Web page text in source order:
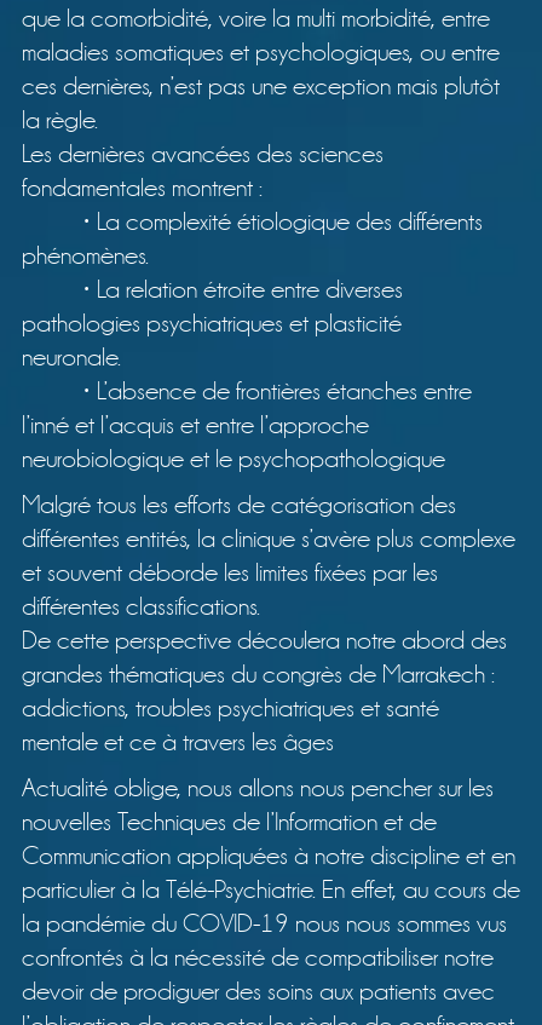
que la comorbidité, voire la multi morbidité, entre
maladies somatiques et psychologiques, ou entre
ces dernières, n’est pas une exception mais plutôt
la règle.
Les dernières avancées des sciences
fondamentales montrent :
• La complexité étiologique des différents
phénomènes.
• La relation étroite entre diverses
pathologies psychiatriques et plasticité
neuronale.
• L’absence de frontières étanches entre
l’inné et l’acquis et entre l’approche
neurobiologique et le psychopathologique
Malgré tous les efforts de catégorisation des
différentes entités, la clinique s’avère plus complexe
et souvent déborde les limites fixées par les
différentes classifications.
De cette perspective découlera notre abord des
grandes thématiques du congrès de Marrakech :
addictions, troubles psychiatriques et santé
mentale et ce à travers les âges
Actualité oblige, nous allons nous pencher sur les
nouvelles Techniques de l’Information et de
Communication appliquées à notre discipline et en
particulier à la Télé-Psychiatrie. En effet, au cours de
la pandémie du COVID-19 nous nous sommes vus
confrontés à la nécessité de compatibiliser notre
devoir de prodiguer des soins aux patients avec